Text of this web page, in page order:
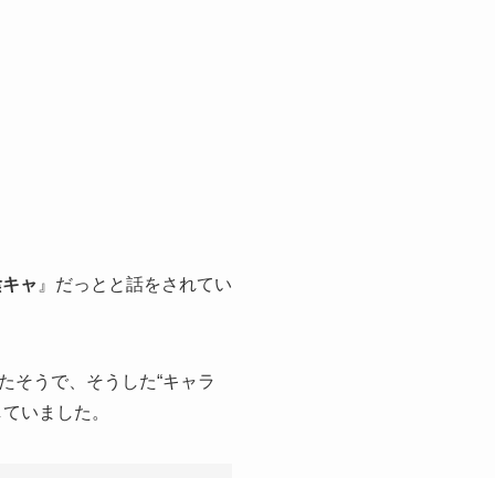
ャ 』だっとと話をされてい
そうで、そうした“キャラ
いました。